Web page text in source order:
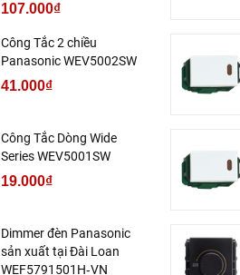
107.000₫
Công Tắc 2 chiều
Panasonic WEV5002SW
41.000₫
Công Tắc Dòng Wide
Series WEV5001SW
19.000₫
Dimmer đèn Panasonic
sản xuất tại Đài Loan
WEF5791501H‑VN